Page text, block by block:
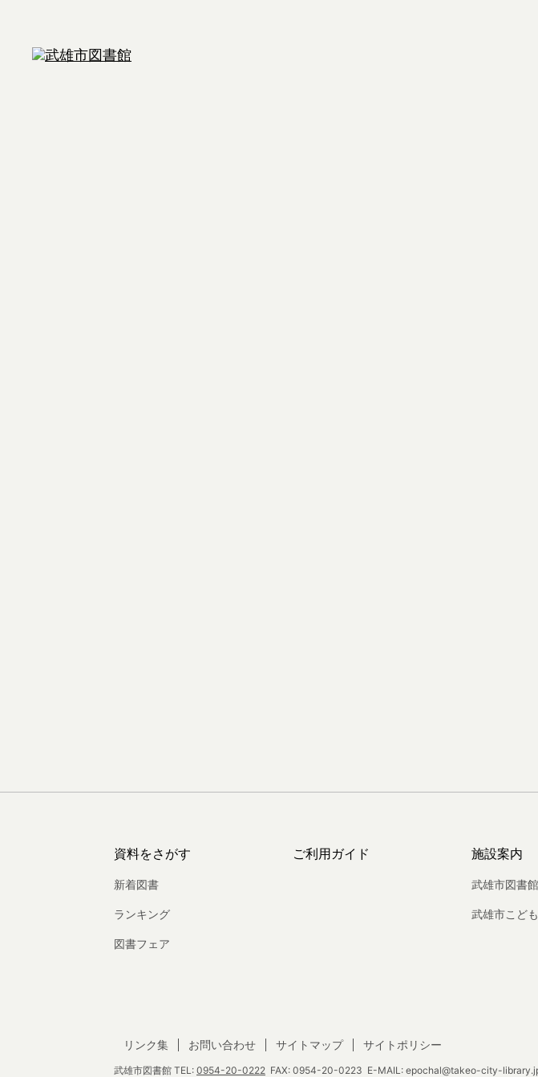
資料をさがす
新着図書
ランキング
図書フェア
ご利用ガイド 施設案内
武雄市図書館
武雄市こど
武雄市図書館 TEL: 0954-20-0222 FAX: 0954-20-0223 E-MAIL: epochal@takeo-city-
リンク集 お問い合わせ サイトマップ サイトポリシー